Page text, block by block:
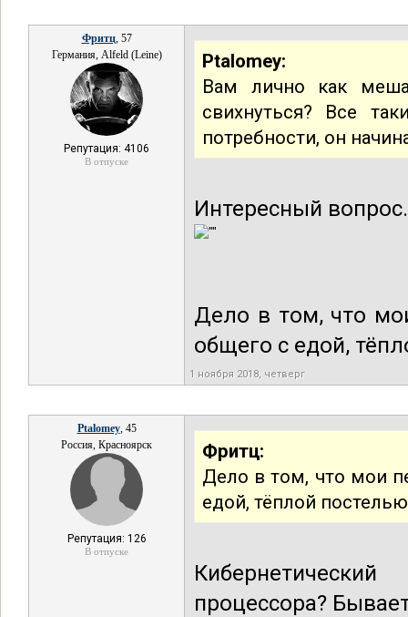
Фритц, 57
Германия, Alfeld (Leine)
Репутация: 4106
В отпуске
Ptalomey:
Вам лично как
свихнуться? Все
потребности, он
Интересный
Дело в том, что
общего с едой,
1 ноября 2018, четверг
Ptalomey, 45
Россия, Красноярск
Репутация: 126
В отпуске
Фритц:
Дело в том, что мои
едой, тёплой
процессора?